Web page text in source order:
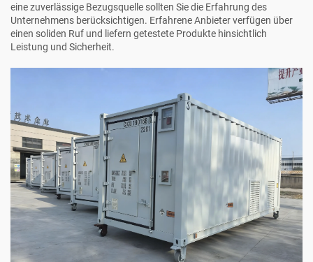
eine zuverlässige Bezugsquelle sollten Sie die Erfahrung des
Unternehmens berücksichtigen. Erfahrene Anbieter verfügen über
einen soliden Ruf und liefern getestete Produkte hinsichtlich
Leistung und Sicherheit.